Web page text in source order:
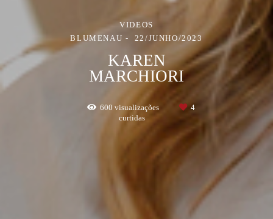
VIDEOS
BLUMENAU
22/JUNHO/2023
KAREN
MARCHIORI
600 visualizações
4
curtidas